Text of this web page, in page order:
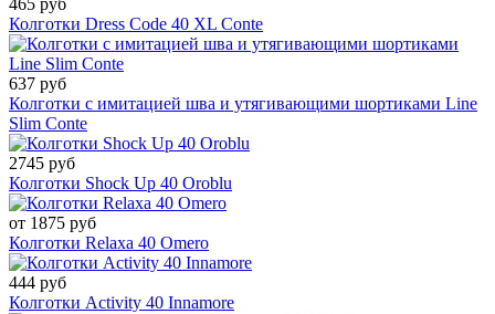
465 руб
Колготки Dress Code 40 XL Conte
637 руб
Колготки с имитацией шва и утягивающими шортиками Line
Slim Conte
2745 руб
Колготки Shock Up 40 Oroblu
от 1875 руб
Колготки Relaxa 40 Omero
444 руб
Колготки Activity 40 Innamore